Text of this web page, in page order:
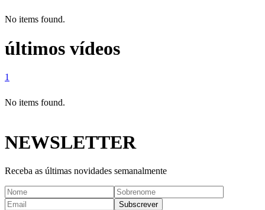
No items found.
últimos vídeos
1
No items found.
NEWSLETTER
Receba as últimas novidades semanalmente